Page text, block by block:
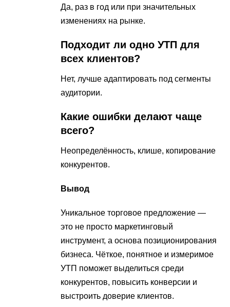
Да, раз в год или при значительных
изменениях на рынке.
Подходит ли одно УТП для
всех клиентов?
Нет, лучше адаптировать под сегменты
аудитории.
Какие ошибки делают чаще
всего?
Неопределённость, клише, копирование
конкурентов.
Вывод
Уникальное торговое предложение —
это не просто маркетинговый
инструмент, а основа позиционирования
бизнеса. Чёткое, понятное и измеримое
УТП поможет выделиться среди
конкурентов, повысить конверсии и
выстроить доверие клиентов.